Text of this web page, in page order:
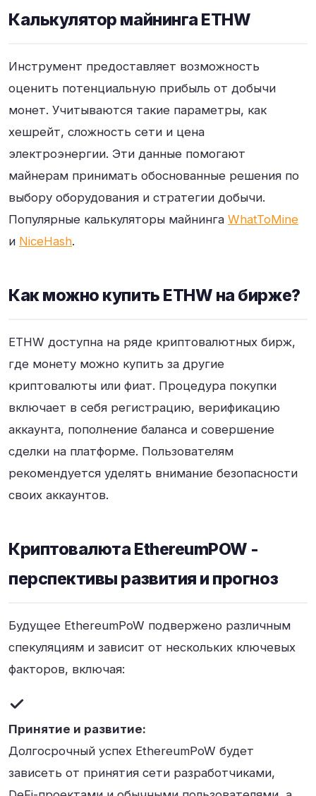
Калькулятор майнинга ETHW
Инструмент предоставляет возможность
оценить потенциальную прибыль от добычи
монет. Учитываются такие параметры, как
хешрейт, сложность сети и цена
электроэнергии. Эти данные помогают
майнерам принимать обоснованные решения по
выбору оборудования и стратегии добычи.
Популярные калькуляторы майнинга WhatToMine
и NiceHash.
Как можно купить ETHW на бирже?
ETHW доступна на ряде криптовалютных бирж,
где монету можно купить за другие
криптовалюты или фиат. Процедура покупки
включает в себя регистрацию, верификацию
аккаунта, пополнение баланса и совершение
сделки на платформе. Пользователям
рекомендуется уделять внимание безопасности
своих аккаунтов.
Криптовалюта EthereumPOW -
перспективы развития и прогноз
Будущее EthereumPoW подвержено различным
спекуляциям и зависит от нескольких ключевых
факторов, включая:
Принятие и развитие:
Долгосрочный успех EthereumPoW будет
зависеть от принятия сети разработчиками,